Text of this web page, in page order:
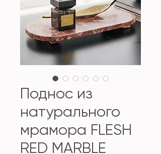
Поднос из
натурального
мрамора FLESH
RED MARBLE